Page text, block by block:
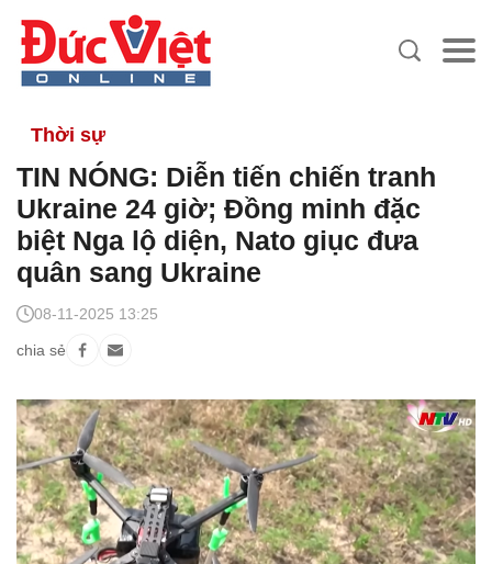
Thời sự
TIN NÓNG: Diễn tiến chiến tranh
Ukraine 24 giờ; Đồng minh đặc
biệt Nga lộ diện, Nato giục đưa
quân sang Ukraine
chia sẻ
08-11-2025 13:25